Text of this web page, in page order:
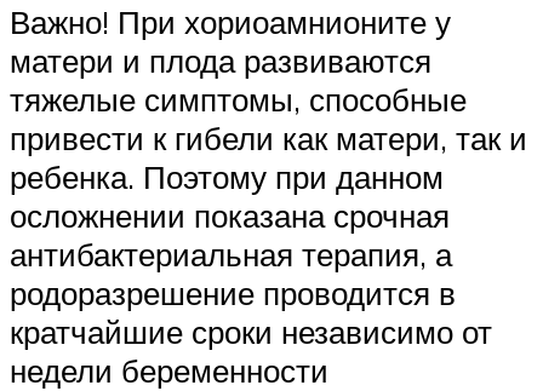
Важно! При хориоамнионите у
матери и плода развиваются
тяжелые симптомы, способные
привести к гибели как матери, так и
ребенка. Поэтому при данном
осложнении показана срочная
антибактериальная терапия, а
родоразрешение проводится в
кратчайшие сроки независимо от
недели беременности